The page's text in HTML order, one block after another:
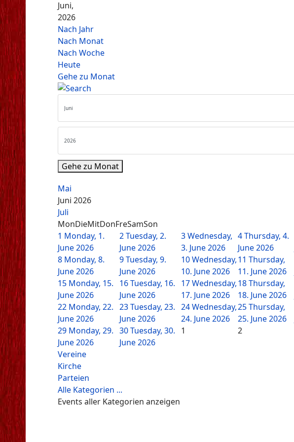
Juni,
2026
Nach Jahr
Nach Monat
Nach Woche
Heute
Gehe zu Monat
Gehe zu Monat
Mai
Juni 2026
Juli
MonDieMitDonFreSamSon
1 Monday, 1.
June 2026
2Tuesday, 2.
June 2026
3Wednesday,
3. June 2026
4Thursday, 4.
June 2026
8 Monday, 8.
June 2026
9Tuesday, 9.
June 2026
10Wednesday,
10. June 2026
11 Thursday,
11. June 2026
15 Monday, 15.
June 2026
16Tuesday, 16.
June 2026
17Wednesday,
17. June 2026
18Thursday,
18. June 2026
22 Monday, 22.
June 2026
23Tuesday, 23.
June 2026
24Wednesday,
24. June 2026
25Thursday,
25. June 2026
29 Monday, 29.
June 2026
30Tuesday, 30.
June 2026
1 2
Vereine
Kirche
Parteien
Alle Kategorien ...
Events aller Kategorien anzeigen